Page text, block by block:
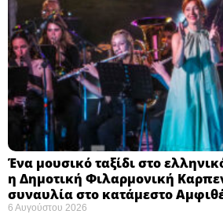
Ένα μουσικό ταξίδι στο
η Δημοτική Φιλαρμονική
συναυλία στο κατάμεστο
6 Αυγούστου 2026